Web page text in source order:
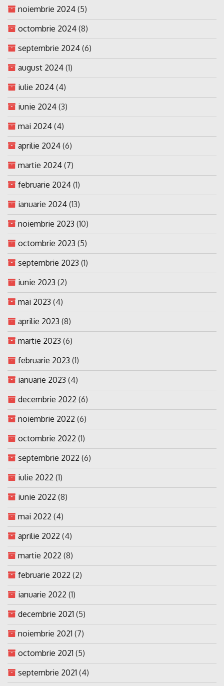
noiembrie 2024 (5)
octombrie 2024 (8)
septembrie 2024 (6)
august 2024 (1)
iulie 2024 (4)
iunie 2024 (3)
mai 2024 (4)
aprilie 2024 (6)
martie 2024 (7)
februarie 2024 (1)
ianuarie 2024 (13)
noiembrie 2023 (10)
octombrie 2023 (5)
septembrie 2023 (1)
iunie 2023 (2)
mai 2023 (4)
aprilie 2023 (8)
martie 2023 (6)
februarie 2023 (1)
ianuarie 2023 (4)
decembrie 2022 (6)
noiembrie 2022 (6)
octombrie 2022 (1)
septembrie 2022 (6)
iulie 2022 (1)
iunie 2022 (8)
mai 2022 (4)
aprilie 2022 (4)
martie 2022 (8)
februarie 2022 (2)
ianuarie 2022 (1)
decembrie 2021 (5)
noiembrie 2021 (7)
octombrie 2021 (5)
septembrie 2021 (4)